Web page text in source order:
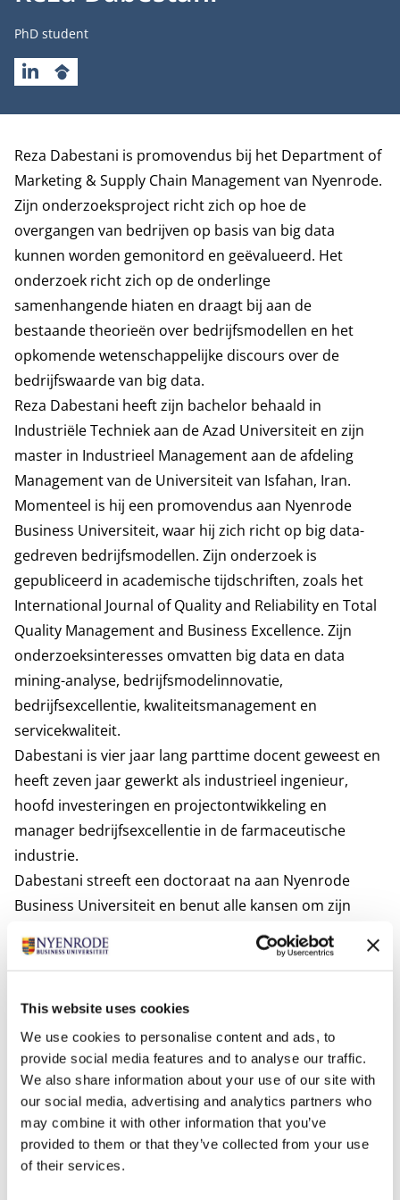
This website uses cookies
We use cookies to personalise content and ads, to
provide social media features and to analyse our traffic.
We also share information about your use of our site with
our social media, advertising and analytics partners who
may combine it with other information that you’ve
provided to them or that they’ve collected from your use
of their services.
Functietitel
PhD student
LINKEDINGOOGLESCHOLAR
Biografie
Reza Dabestani is promovendus bij het Department of
Marketing & Supply Chain Managementvan Nyenrode.
Zijn onderzoeksproject richt zich op hoe de
overgangen van bedrijven op basis van big data
kunnen worden gemonitord en geëvalueerd. Het
onderzoek richt zich op de onderlinge
samenhangende hiaten en draagt bij aan de
bestaande theorieën over bedrijfsmodellen en het
opkomende wetenschappelijke discours over de
bedrijfswaarde van big data.
Reza Dabestani heeft zijn bachelor behaald in
Industriële Techniek aan de Azad Universiteit en zijn
master in Industrieel Management aan de afdeling
Management van de Universiteit van Isfahan, Iran.
Momenteel is hij een promovendus aan Nyenrode
Business Universiteit, waar hij zich richt op big data-
gedreven bedrijfsmodellen. Zijn onderzoek is
gepubliceerd in academische tijdschriften, zoals het
International Journal of Quality and Reliability en Total
Quality Management and Business Excellence. Zijn
onderzoeksinteresses omvatten big data en data
mining-analyse, bedrijfsmodelinnovatie,
bedrijfsexcellentie, kwaliteitsmanagement en
servicekwaliteit.
Dabestani is vier jaar lang parttime docent geweest en
heeft zeven jaar gewerkt als industrieel ingenieur,
hoofd investeringen en projectontwikkeling en
manager bedrijfsexcellentie in de farmaceutische
industrie.
Dabestani streeft een doctoraat na aan Nyenrode
Business Universiteit en benut alle kansen om zijn
nieuwsgierigheid te bevredigen en voortdurend te
blijven leren, weten en begrijpen. Op deze manier geeft
Nyenrode.
Interesses
Dabestani brengt graag tijd door met zijn familie,
speelt schaak en leest romans.
Relevante publicaties
Solaimani, S., Dabestani, R., Harrison-Prentice, T., Ellis,
E., Kerr, M., Choudhury, A. and Bakhshi, N. (2023).